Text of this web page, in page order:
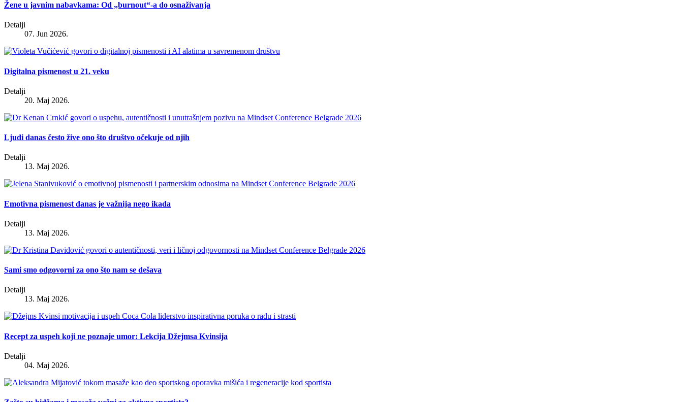
Žene u javnim nabavkama: Od „burnout“-a do osnaživanja
Detalji
07. Jun 2026.
Digitalna pismenost u 21. veku
Detalji
20. Maj 2026.
Ljudi danas često žive ono što društvo očekuje od njih
Detalji
13. Maj 2026.
Emotivna pismenost danas je važnija nego ikada
Detalji
13. Maj 2026.
Sami smo odgovorni za ono što nam se dešava
Detalji
13. Maj 2026.
Recept za uspeh koji ne poznaje umor: Lekcija Džejmsa Kvinsija
Detalji
04. Maj 2026.